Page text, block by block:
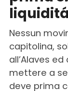
liquiditá
Nessun
capitolina,
all’Alaves
mettere a
deve prima